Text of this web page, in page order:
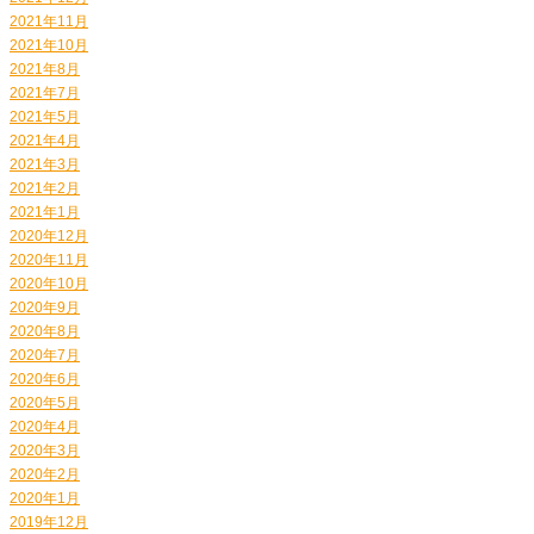
2021年11月
2021年10月
2021年8月
2021年7月
2021年5月
2021年4月
2021年3月
2021年2月
2021年1月
2020年12月
2020年11月
2020年10月
2020年9月
2020年8月
2020年7月
2020年6月
2020年5月
2020年4月
2020年3月
2020年2月
2020年1月
2019年12月